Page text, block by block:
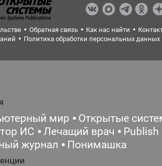
Обратная связь Как нас найти
Политика обработки персональных данных
мир
Открытые
ИС
Лечащий врач
Publish
журнал
Понимашка